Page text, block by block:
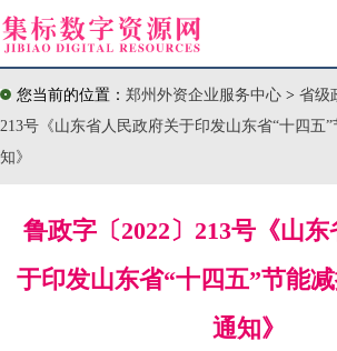
您当前的位置： 郑州外资企业服务中心 > 省级
213号《山东省人民政府关于印发山东省“十四五
知》
鲁政字〔2022〕213号《山
于印发山东省“十四五”节能
通知》